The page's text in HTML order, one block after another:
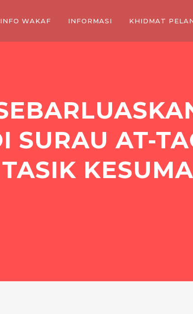
INFO WAKAF INFORMASI KHIDMAT
SURAU AT-
TASIK KESUMA